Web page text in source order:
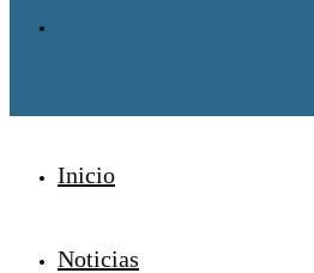
Inicio
Noticias